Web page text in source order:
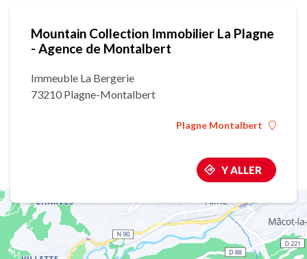
Mountain Collection Immobilier La Plagne
- Agence de Montalbert
Immeuble La Bergerie
73210 Plagne-Montalbert
Plagne Montalbert
Y ALLER